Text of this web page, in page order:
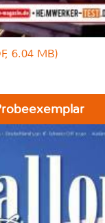
6.04 MB)